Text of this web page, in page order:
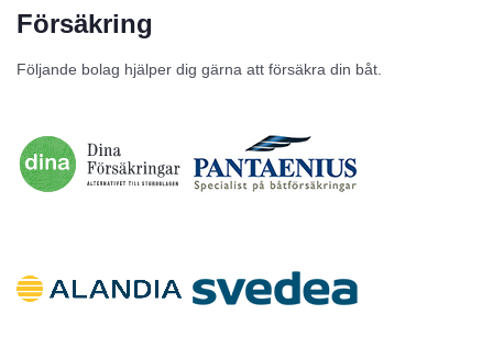
Försäkring
Följande bolag hjälper dig gärna att försäkra din båt.